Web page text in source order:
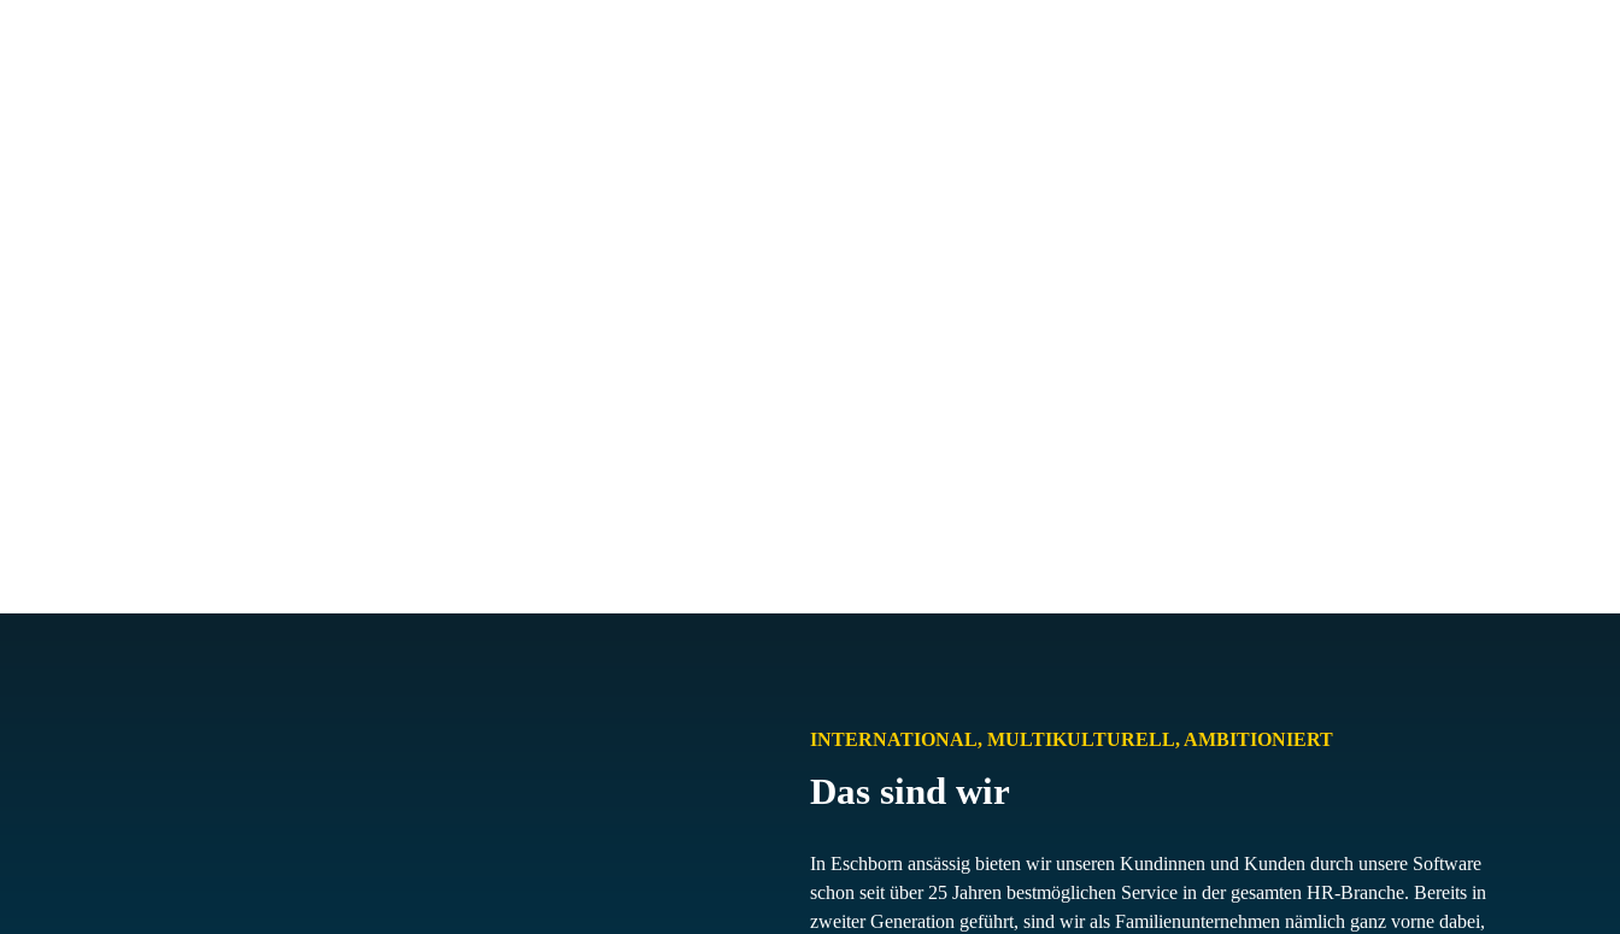
INTERNATIONAL, MULTIKULTURELL, AMBITIONIERT
Das sind wir
In Eschborn ansässig bieten wir unseren Kundinnen und Kunden durch unsere Software
schon seit über 25 Jahren bestmöglichen Service in der gesamten HR-Branche. Bereits in
zweiter Generation geführt, sind wir als Familienunternehmen nämlich ganz vorne dabei,